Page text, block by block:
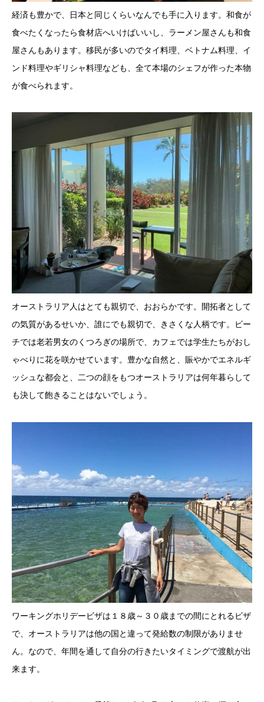
経済も豊かで、日本と同じくらいなんでも手に入ります。和食が
食べたくなったら食材店へいけばいいし、ラーメン屋さんも和食
屋さんもあります。移民が多いのでタイ料理、ベトナム料理、イ
ンド料理やギリシャ料理なども、全て本場のシェフが作った本物
が食べられます。
オーストラリア人はとても親切で、おおらかです。開拓者として
の気質があるせいか、誰にでも親切で、きさくな人柄です。ビー
チでは老若男女のくつろぎの場所で、カフェでは学生たちがおし
ゃべりに花を咲かせています。豊かな自然と、賑やかでエネルギ
ッシュな都会と、二つの顔をもつオーストラリアは何年暮らして
も決して飽きることはないでしょう。
ワーキングホリデービザは１８歳～３０歳までの間にとれるビザ
で、オーストラリアは他の国と違って発給数の制限がありませ
ん。なので、年間を通して自分の行きたいタイミングで渡航が出
来ます。